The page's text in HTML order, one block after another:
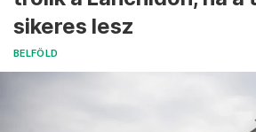
sikeres lesz
BELFÖLD